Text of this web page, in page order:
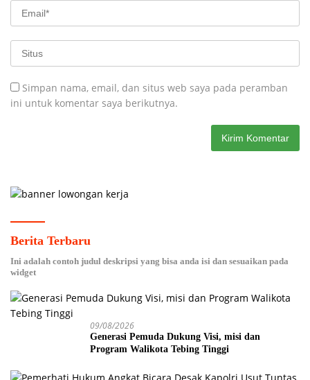
Simpan nama, email, dan situs web saya pada peramban
ini untuk komentar saya berikutnya.
Berita Terbaru
Ini adalah contoh judul deskripsi yang bisa anda isi dan sesuaikan pada
widget
09/08/2026
Generasi Pemuda Dukung Visi, misi dan
Program Walikota Tebing Tinggi